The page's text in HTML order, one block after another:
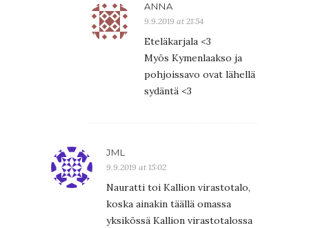
ANNA
9.9.2019 at 21:54
Eteläkarjala <3
Myös Kymenlaakso ja
pohjoissavo ovat lähellä
sydäntä <3
JML
9.9.2019 at 15:02
Nauratti toi Kallion virastotalo,
koska ainakin täällä omassa
yksikössä Kallion virastotalossa